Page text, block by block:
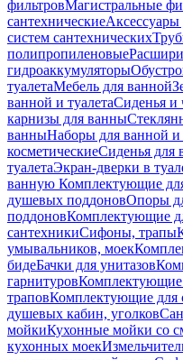
фильтровМагистральные
сантехническиеАксессуары
систем сантехнических
полипропиленовые
гидроаккумуляторы
туалетаМебель для ванной
ванной и туалетаСиденья и
карнизы для ванны
ванныНаборы для ванной и
косметическиеСиденья для
туалетаЭкран-дверки в
ванную Комплектующие
душевых поддоновОпоры
поддоновКомплектующие
сантехникиСифоны, трапы
умывальников, моек
бидеБачки для унитазов
гарнитуровКомплектующие
траповКомплектующие для
душевых кабин, уголков
мойкиКухонные мойки со
кухонных моек